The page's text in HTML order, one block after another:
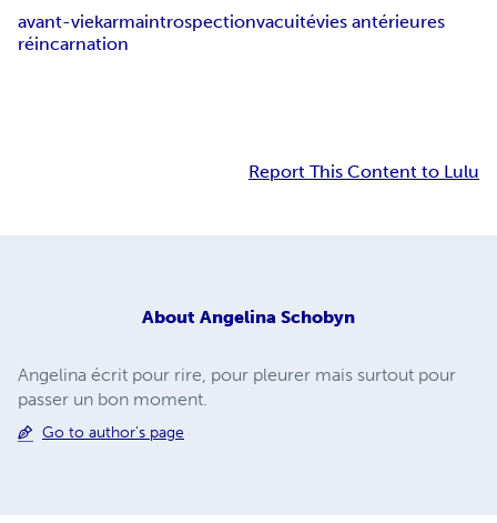
avant-viekarmaintrospectionvacuitévies antérieures
réincarnation
Report This Content to Lulu
About Angelina Schobyn
Angelina écrit pour rire, pour pleurer mais surtout pour
passer un bon moment.
Go to author's page